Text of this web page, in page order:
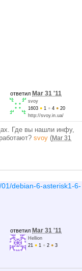
ответил Mar 31 '11
svoy
1603 ● 1 ● 4 ● 20
http://svoy.in.ua/
Где вы нашли инфу,
svoy (Mar 31
debian-6-asterisk1-6-
ответил Mar 31 '11
Hellion
21 ● 1 ● 2 ● 3